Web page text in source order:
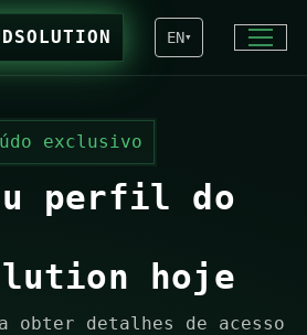
EN▾
exclusivo
perfil do
hoje
obter detalhes de acesso